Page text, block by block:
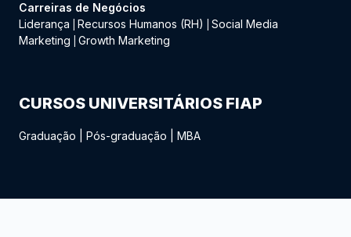
Carreiras de Negócios
Liderança
Recursos Humanos (RH)
Social Media
Marketing
Growth Marketing
CURSOS UNIVERSITÁRIOS FIAP
Graduação Pós-graduação MBA